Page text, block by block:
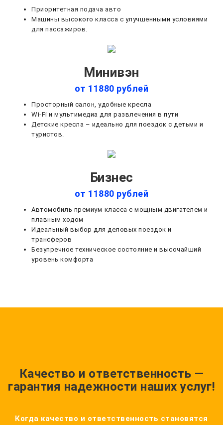
Приоритетная подача авто
Машины высокого класса с улучшенными условиями
для пассажиров.
Минивэн
от 11880 рублей
Просторный салон, удобные кресла
Wi-Fi и мультимедиа для развлечения в пути
Детские кресла – идеально для поездок с детьми и
туристов.
Бизнес
от 11880 рублей
Автомобиль премиум-класса с мощным двигателем и
плавным ходом
Идеальный выбор для деловых поездок и
трансферов
Безупречное техническое состояние и высочайший
уровень комфорта
Качество и ответственность —
гарантия надежности наших услуг!
Когда качество и ответственность становятся